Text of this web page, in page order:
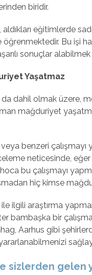
biridir.
, aldıkları eğitimlerde
öğrenmektedir. Bu işi
sonuçlar alabilmek
Yaşatmaz
da dahil olmak üzere,
mağduriyet
benzeri çalışmayı
neticesinde,
bu çalışmayı
hiç kimse
ile ilgili araştırma
bambaşka bir
Aarhus gibi
sizlerden gelen